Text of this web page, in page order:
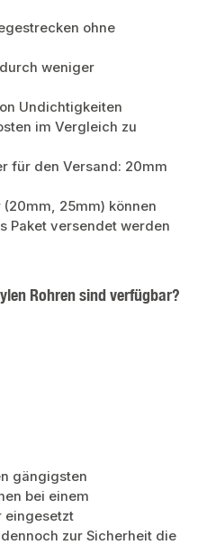
ohne
weniger
Undichtigkeiten
im Vergleich zu
für den Versand: 20mm
25mm) können
Paket versendet werden
Rohren sind verfügbar?
gängigsten
bei einem
eingesetzt
zur Sicherheit die